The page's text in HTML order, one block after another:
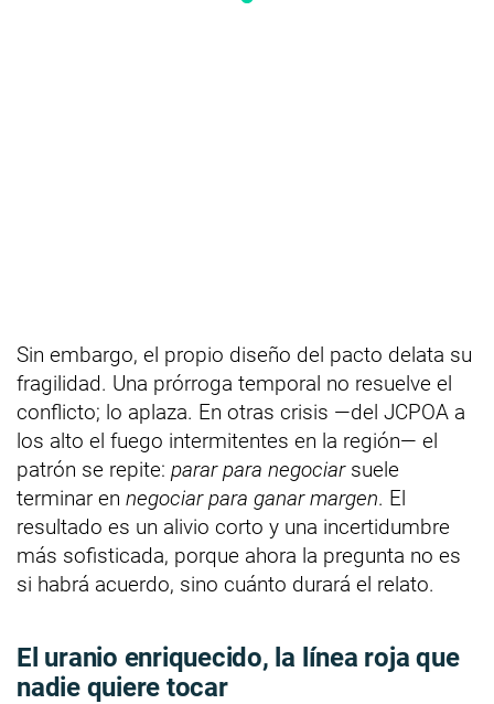
Sin embargo, el propio diseño del pacto delata su
fragilidad. Una prórroga temporal no resuelve el
conflicto; lo aplaza. En otras crisis —del JCPOA a
los alto el fuego intermitentes en la región— el
patrón se repite: parar para negociarsuele
terminar en negociar para ganar margen. El
resultado es un alivio corto y una incertidumbre
más sofisticada, porque ahora la pregunta no es
si habrá acuerdo, sino cuánto durará el relato.
El uranio enriquecido, la línea roja que
nadie quiere tocar